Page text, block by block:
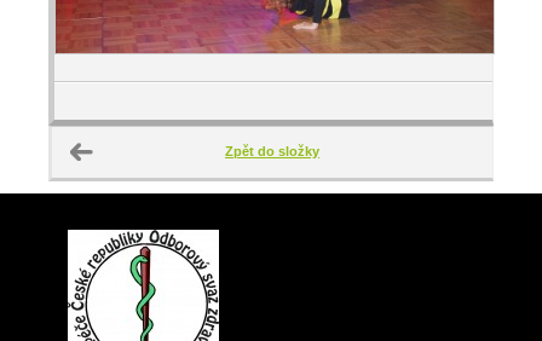
Zpět do složky